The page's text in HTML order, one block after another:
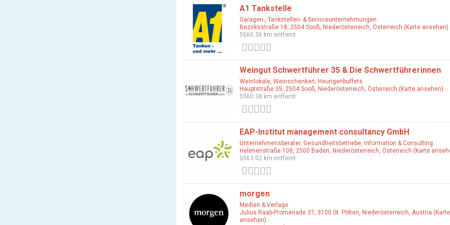
A1 Tankstelle
Garagen-, Tankstellen- & Serviceunternehmungen
Bezirksstraße 18, 2504 Sooß, Niederösterreich, Österreich (Karte ansehen)
5560.36 km entfernt
Weingut Schwertführer 35 & Die Schwertführerinnen
Weinlokale, Weinschenken, Heurigenbuffets
Hauptstraße 35, 2504 Sooß, Niederösterreich, Österreich (Karte ansehen)
5560.38 km entfernt
EAP-Institut management consultancy GmbH
Unternehmensberater, Gesundheitsbetriebe, Information & Consulting
Helenenstraße 108, 2500 Baden, Niederösterreich, Österreich (Karte
5563.02 km entfernt
morgen
Medien & Verlage
Julius Raab-Promenade 37, 3100 St. Pölten, Niederösterreich, Austria (Karte
ansehen)